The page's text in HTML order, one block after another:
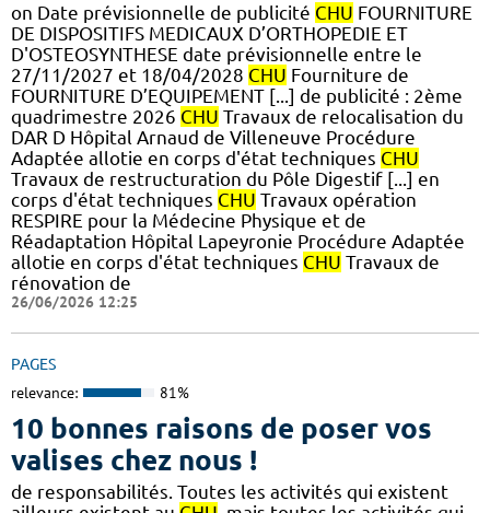
on Date prévisionnelle de publicité CHU FOURNITURE
DE DISPOSITIFS MEDICAUX D’ORTHOPEDIE ET
D'OSTEOSYNTHESE date prévisionnelle entre le
27/11/2027 et 18/04/2028 CHU Fourniture de
FOURNITURE D’EQUIPEMENT [...] de publicité : 2ème
quadrimestre 2026 CHU Travaux de relocalisation du
DAR D Hôpital Arnaud de Villeneuve Procédure
Adaptée allotie en corps d'état techniques CHU
Travaux de restructuration du Pôle Digestif [...] en
corps d'état techniques CHU Travaux opération
RESPIRE pour la Médecine Physique et de
Réadaptation Hôpital Lapeyronie Procédure Adaptée
allotie en corps d'état techniques CHU Travaux de
rénovation de
26/06/2026 12:25
PAGES
relevance: 81%
10 bonnes raisons de poser vos
valises chez nous !
de responsabilités. Toutes les activités qui existent